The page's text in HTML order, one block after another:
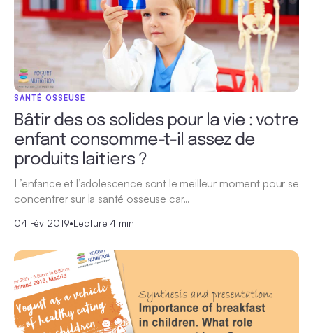
SANTÉ OSSEUSE
Bâtir des os solides pour la vie : votre
enfant consomme-t-il assez de
produits laitiers ?
L’enfance et l’adolescence sont le meilleur moment pour se
concentrer sur la santé osseuse car…
04 Fév 2019•Lecture 4 min